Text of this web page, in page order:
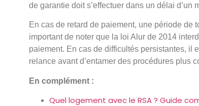
de garantie doit s’effectuer dans un délai
En cas de retard de paiement, une période de
important de noter que la loi Alur de 2014
paiement. En cas de difficultés persistantes, il
relance avant d’entamer des procédures plus
En complément :
Quel logement avec le RSA ? Guide